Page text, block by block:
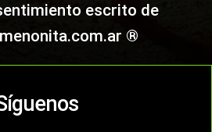
escrito de
®